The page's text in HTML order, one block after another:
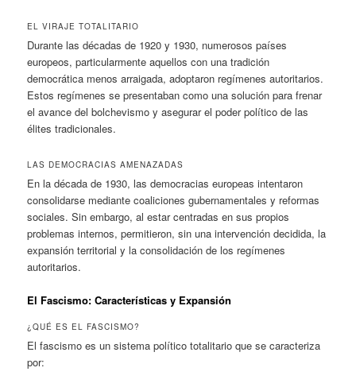
EL VIRAJE TOTALITARIO
Durante las décadas de 1920 y 1930, numerosos países
europeos, particularmente aquellos con una tradición
democrática menos arraigada, adoptaron regímenes autoritarios.
Estos regímenes se presentaban como una solución para frenar
el avance del bolchevismo y asegurar el poder político de las
élites tradicionales.
LAS DEMOCRACIAS AMENAZADAS
En la década de 1930, las democracias europeas intentaron
consolidarse mediante coaliciones gubernamentales y reformas
sociales. Sin embargo, al estar centradas en sus propios
problemas internos, permitieron, sin una intervención decidida, la
expansión territorial y la consolidación de los regímenes
autoritarios.
El Fascismo: Características y Expansión
¿QUÉ ES EL FASCISMO?
El fascismo es un sistema político totalitario que se caracteriza
por: